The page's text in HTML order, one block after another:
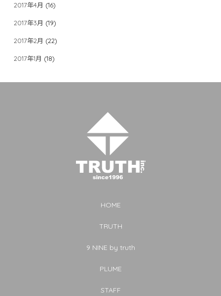
2017年4月 (16)
2017年3月 (19)
2017年2月 (22)
2017年1月 (18)
HOME
TRUTH
9 NINE by truth
PLUME
STAFF